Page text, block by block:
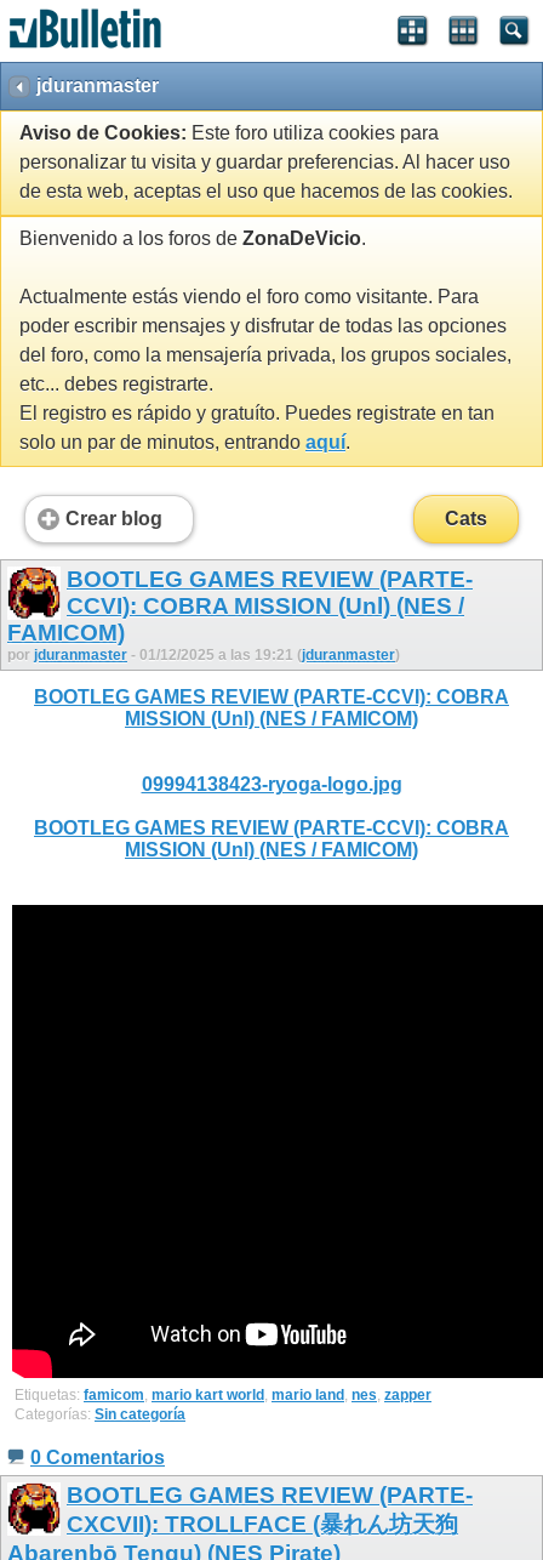
jduranmaster
Aviso de Cookies: Este foro utiliza cookies para
personalizar tu visita y guardar preferencias. Al hacer uso
de esta web, aceptas el uso que hacemos de las cookies.
Bienvenido a los foros de ZonaDeVicio.
Actualmente estás viendo el foro como visitante. Para
poder escribir mensajes y disfrutar de todas las opciones
del foro, como la mensajería privada, los grupos sociales,
etc... debes registrarte.
El registro es rápido y gratuíto. Puedes registrate en tan
solo un par de minutos, entrando aquí.
Crear blog Cats
BOOTLEG GAMES REVIEW (PARTE-
CCVI): COBRA MISSION (Unl) (NES /
FAMICOM)
por jduranmaster - 01/12/2025 a las 19:21 (jduranmaster)
BOOTLEG GAMES REVIEW (PARTE-CCVI): COBRA
MISSION (Unl) (NES / FAMICOM)
09994138423-ryoga-logo.jpg
BOOTLEG GAMES REVIEW (PARTE-CCVI): COBRA
MISSION (Unl) (NES / FAMICOM)
Etiquetas: famicom, mario kart world , mario land , nes, zapper
Categorías: Sin categoría
0 Comentarios
BOOTLEG GAMES REVIEW (PARTE-
CXCVII): TROLLFACE (暴れん坊天狗
Abarenbō Tengu) (NES Pirate)